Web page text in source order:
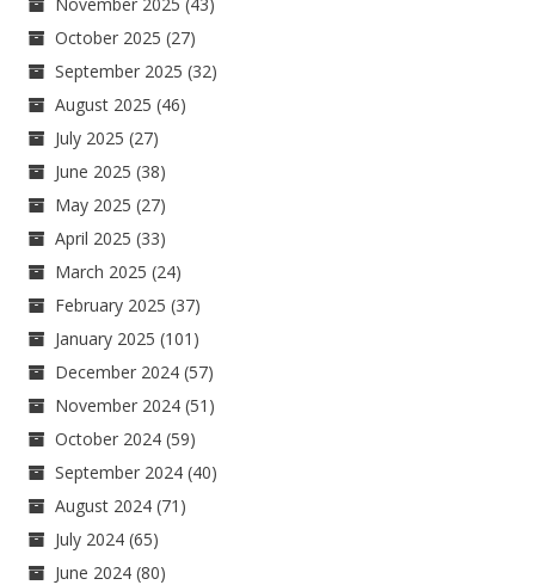
October 2025 (27)
September 2025 (32)
August 2025 (46)
July 2025 (27)
June 2025 (38)
May 2025 (27)
April 2025 (33)
March 2025 (24)
February 2025 (37)
January 2025 (101)
December 2024 (57)
November 2024 (51)
October 2024 (59)
September 2024 (40)
August 2024 (71)
July 2024 (65)
June 2024 (80)